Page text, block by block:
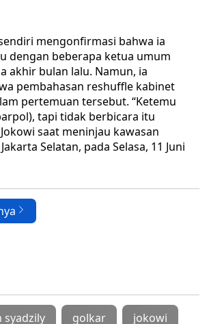
mengonfirmasi bahwa ia
dengan beberapa ketua umum
akhir bulan lalu. Namun, ia
pembahasan reshuffle kabinet
pertemuan tersebut. “Ketemu
tapi tidak berbicara itu
saat meninjau kawasan
Selatan, pada Selasa, 11 Juni
syadzily golkar jokowi